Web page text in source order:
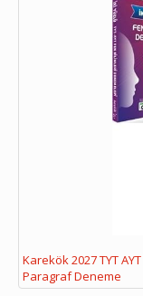
Karekök 2027 TYT
Paragraf Deneme